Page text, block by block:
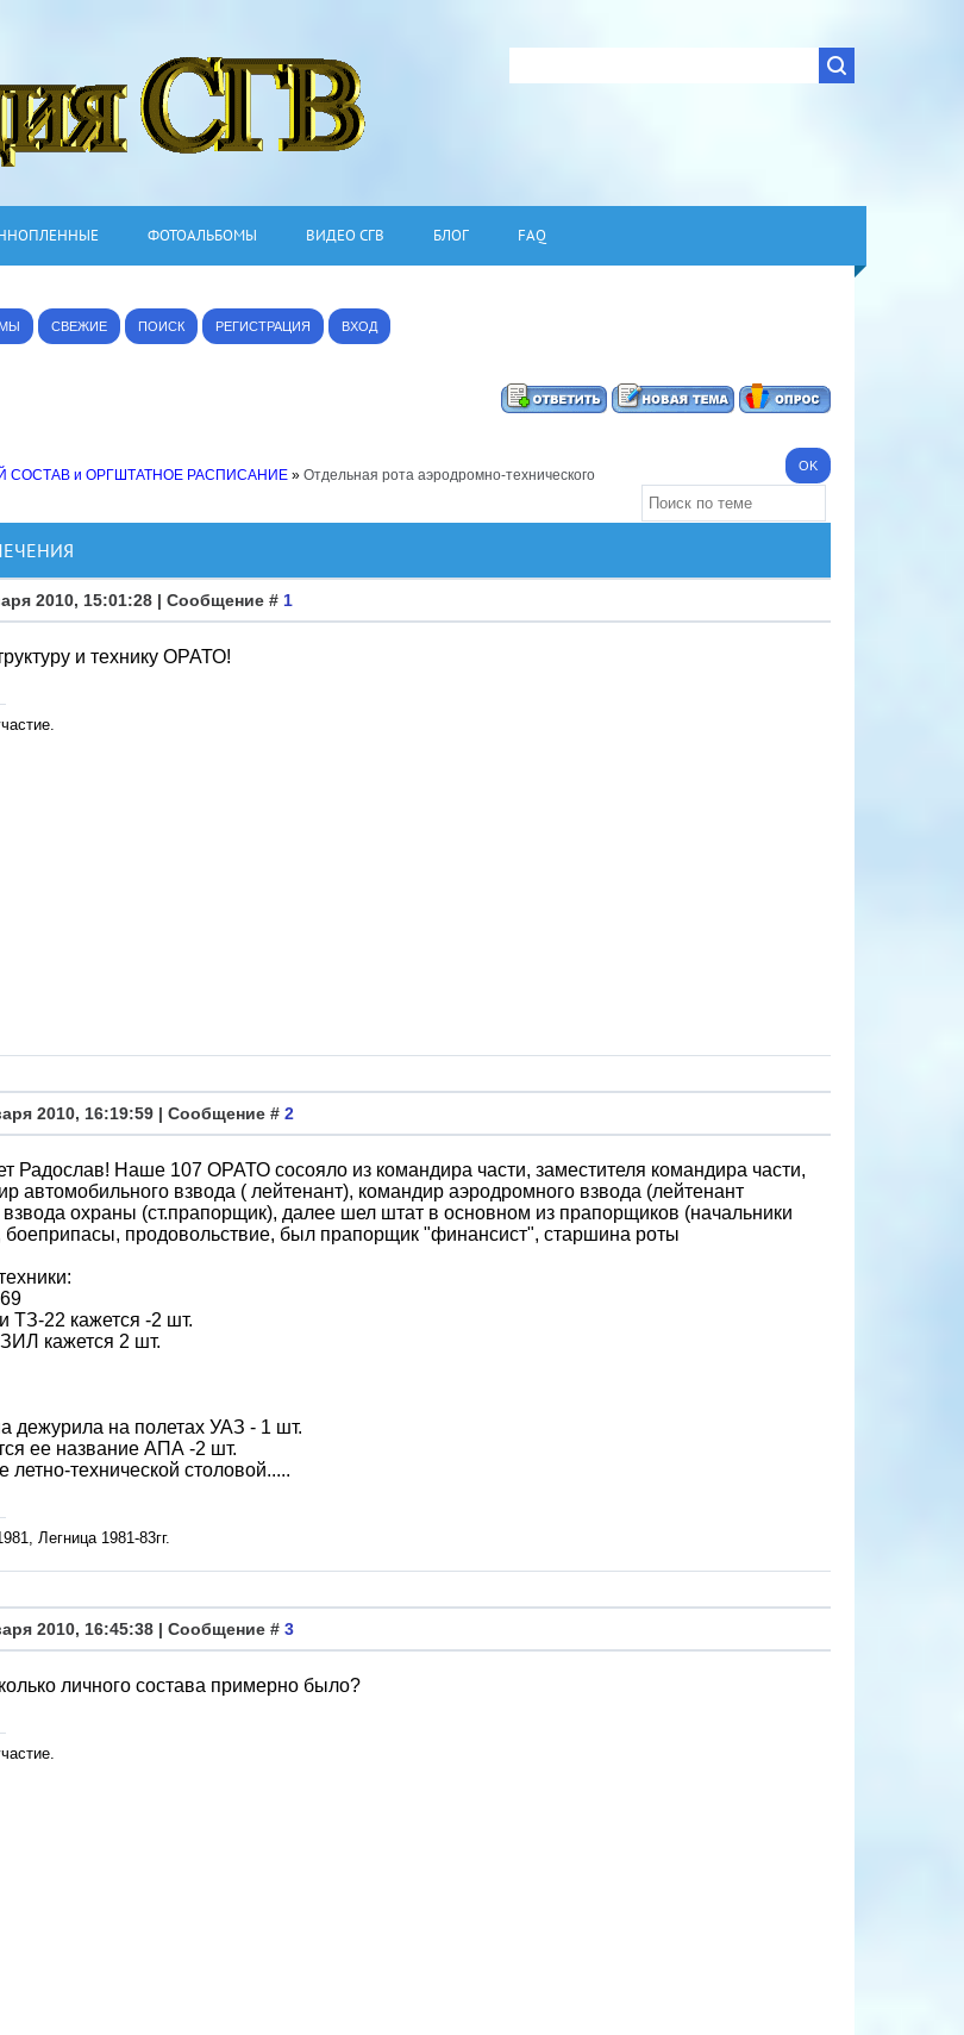
ФОТОАЛЬБОМЫ ВИДЕО СГВ БЛОГ FAQ
СВЕЖИЕ ПОИСК РЕГИСТРАЦИЯ ВХОД
СОСТАВ и ОРГШТАТНОЕ РАСПИСАНИЕ » Отдельная рота аэродромно-технического
2010, 15:01:28 | Сообщение # 1
и технику ОРАТО!
2010, 16:19:59 | Сообщение # 2
Радослав! Наше 107 ОРАТО сосояло из командира части, заместителя командира части,
автомобильного взвода ( лейтенант), командир аэродромного взвода (лейтенант
взвода охраны (ст.прапорщик), далее шел штат в основном из прапорщиков (начальники
продовольствие, был прапорщик "финансист", старшина роты
ТЗ-22 кажется -2 шт.
кажется 2 шт.
дежурила на полетах УАЗ - 1 шт.
ее название АПА -2 шт.
технической столовой.....
Легница 1981-83гг.
2010, 16:45:38 | Сообщение # 3
личного состава примерно было?